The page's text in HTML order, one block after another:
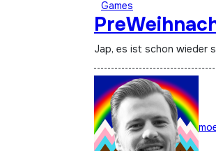
Games
Jap, es ist schon